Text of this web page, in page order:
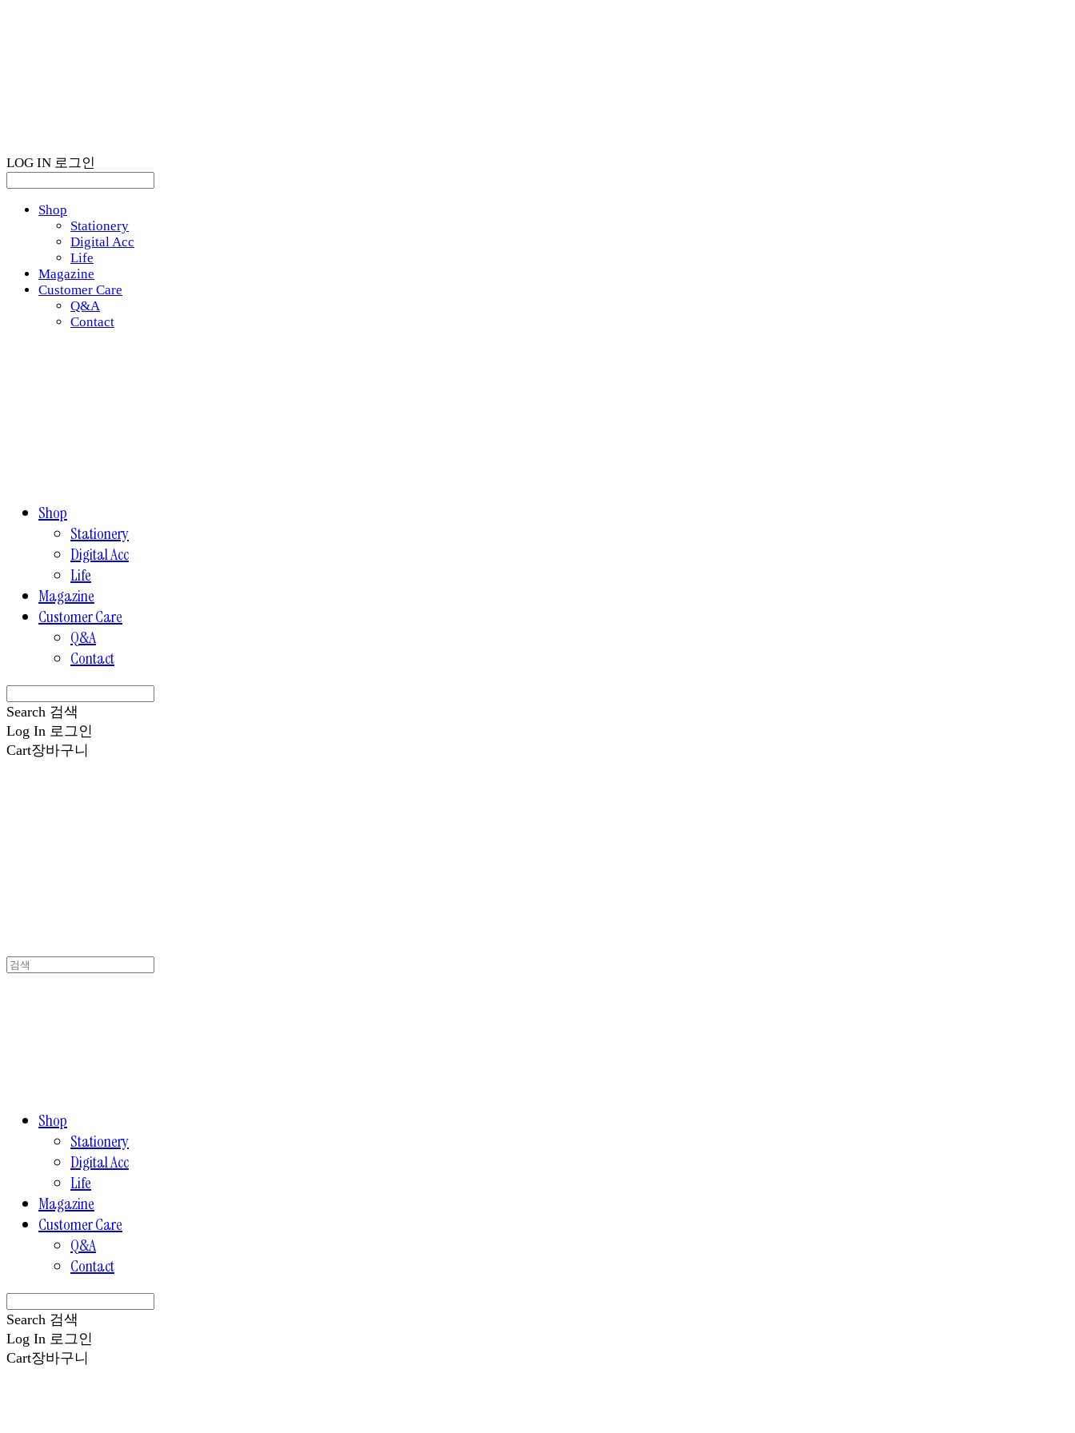
LOG IN 로그인
Shop
Stationery
Digital Acc
Life
Magazine
Customer Care
Q&A
Contact
Shop
Stationery
Digital Acc
Life
Magazine
Customer Care
Q&A
Contact
Search 검색
Log In 로그인
Cart장바구니
Shop
Stationery
Digital Acc
Life
Magazine
Customer Care
Q&A
Contact
Search 검색
Log In 로그인
Cart장바구니